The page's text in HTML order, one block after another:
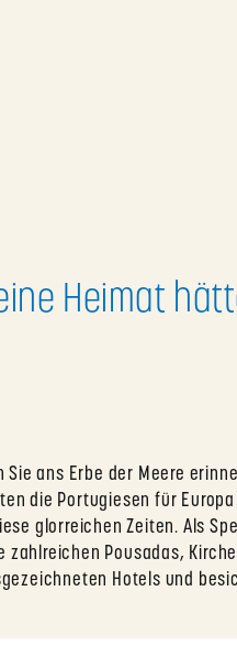
Heimat
ans Erbe der Meere
die Portugiesen für
glorreichen Zeiten. Als
Pousadas,
Hotels und